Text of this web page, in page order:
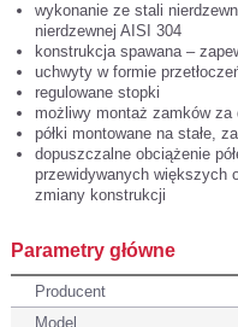
wykonanie ze stali
nierdzewnej AISI 304
konstrukcja spawana –
uchwyty w formie
regulowane stopki
możliwy montaż zamków za
półki montowane na stałe,
dopuszczalne obciążenie
przewidywanych większych
zmiany konstrukcji
Parametry główne
Producent
Model